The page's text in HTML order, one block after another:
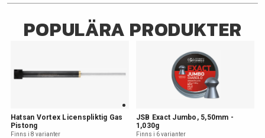
POPULÄRA PRODUKTER
Hatsan Vortex Licenspliktig Gas
Pistong
Finns i 8 varianter
JSB Exact Jumbo, 5,50mm -
1,030g
Finns i 6 varianter